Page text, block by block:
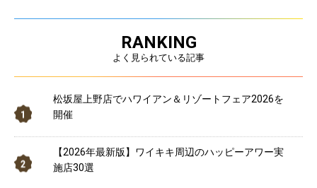
RANKING
よく見られている記事
松坂屋上野店でハワイアン＆リゾートフェア2026を
開催
【2026年最新版】ワイキキ周辺のハッピーアワー実
施店30選